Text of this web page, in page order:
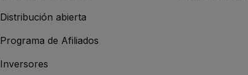
Distribución abierta
Programa de Afiliados
Inversores